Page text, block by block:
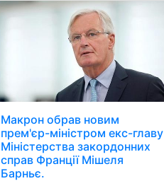
Макрон обрав новим
прем'єр-міністром екс-главу
Міністерства закордонних
справ Франції Мішеля
Барньє.